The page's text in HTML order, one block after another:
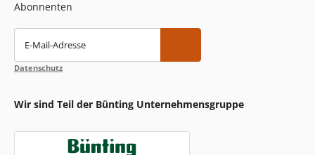
Abonnenten
E-Mail-Adresse
Datenschutz
Wir sind Teil der Bünting Unternehmensgruppe